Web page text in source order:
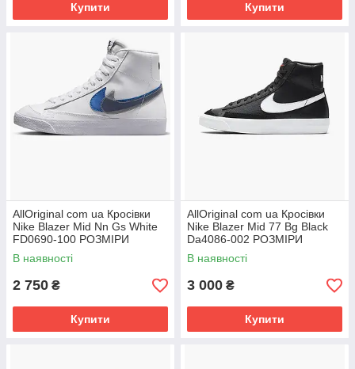
Купити Купити
AllOriginal com ua Кросівки
Nike Blazer Mid Nn Gs White
FD0690-100 РОЗМІРИ
ЗАПИТУЙТЕ
В наявності
2 750 ₴
Купити
AllOriginal com ua Кросівки
Nike Blazer Mid 77 Bg Black
Da4086-002 РОЗМІРИ
ЗАПИТУЙТЕ
В наявності
3 000 ₴
Купити